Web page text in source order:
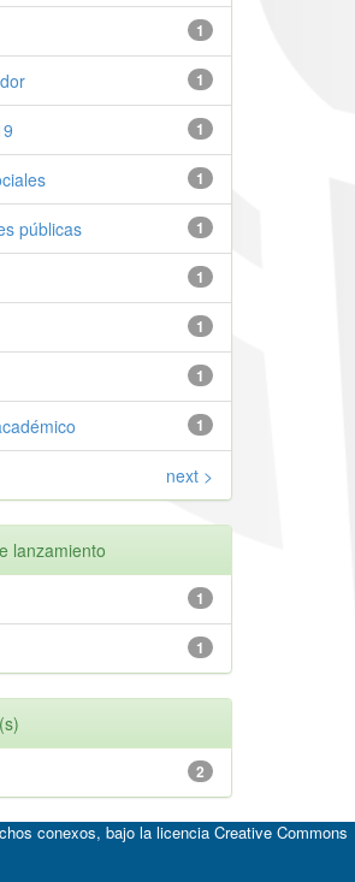
1
1
1
1
1
públicas
1
1
1
1
next >
lanzamiento
1
1
2
conexos, bajo la licencia Creative Commons